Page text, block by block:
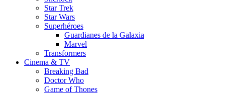
Star Trek
Star Wars
Superhéroes
Guardianes de la Galaxia
Marvel
Transformers
Cinema & TV
Breaking Bad
Doctor Who
Game of Thones